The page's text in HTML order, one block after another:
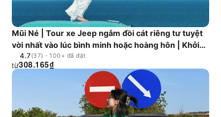
Mũi Né | Tour xe Jeep ngắm đồi cát riêng tư tuyệt
vời nhất vào lúc bình minh hoặc hoàng hôn | Khởi
hành từ Mũi Né
4.7(37)・100+ đã đặt
₫
308.165
từ